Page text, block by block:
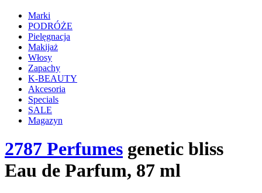
Marki
PODRÓŻE
Pielęgnacja
Makijaż
Włosy
Zapachy
K-BEAUTY
Akcesoria
Specials
SALE
Magazyn
2787 Perfumes genetic bliss
Eau de Parfum, 87 ml